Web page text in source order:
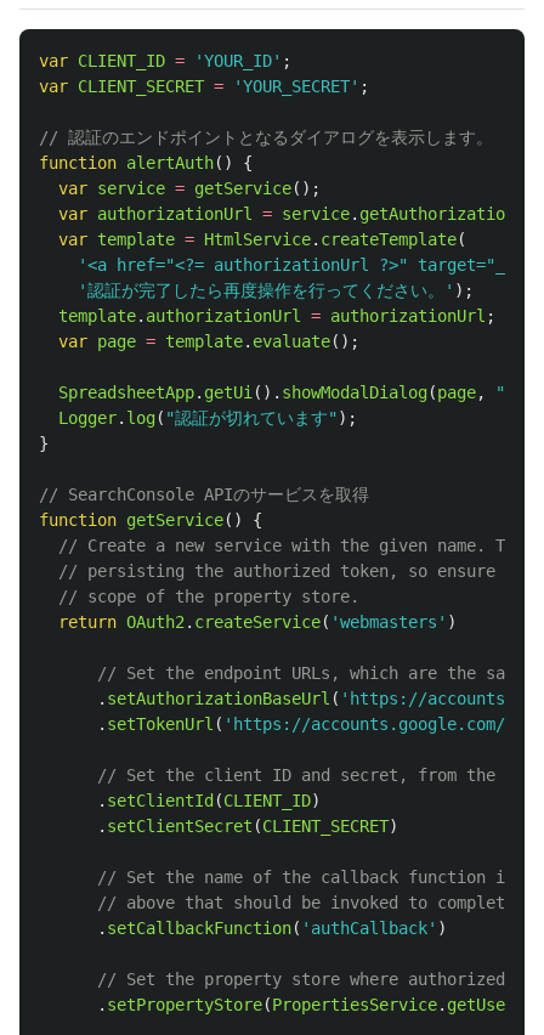
var CLIENT_ID = 'YOUR_ID' ;
var CLIENT_SECRET = 'YOUR_SECRET' ;
// 認証のエンドポイントとなるダイアログを表示します。
function alertAuth()
{
var service = getService();
var authorizationUrl = service. getAuthorizationUrl
var template = HtmlService. createTemplate(
'<a href="<?= authorizationUrl ?>"
'認証が完了したら再度操作を行ってください。 ' );
template. authorizationUrl = authorizationUrl ;
var page = template. evaluate();
SpreadsheetApp. getUi (). showModalDialog(page, "
Logger. log( "認証が切れています" );
}
// SearchConsole APIのサービスを取得
function getService()
{
// Create a new service with the given name. The
// persisting the authorized token, so ensure it
// scope of the property store.
return OAuth2 . createService( 'webmasters ' )
// Set the endpoint URLs, which are the
. setAuthorizationBaseUrl ( ' https://
. setTokenUrl ( ' https://accounts.google.com/o/
// Set the client ID and secret, from the
. setClientId (CLIENT_ID)
. setClientSecret (CLIENT_SECRET)
// Set the name of the callback function in
// above that should be invoked to complete
. setCallbackFunction( ' authCallback' )
// Set the property store where authorized
. setPropertyStore(PropertiesService.